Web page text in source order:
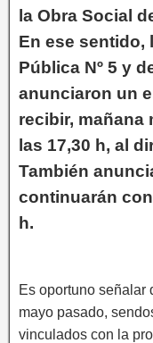
la Obra Social
En ese sentido,
Pública Nº 5 y
anunciaron un
recibir, mañana
las 17,30 h, al
También
continuarán
h.
Es oportuno señalar
mayo pasado,
vinculados con la